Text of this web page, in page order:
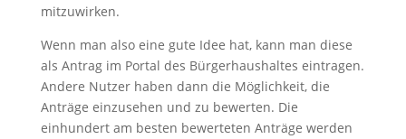
mitzuwirken.
Wenn man also eine gute Idee hat, kann man diese
als Antrag im Portal des Bürgerhaushaltes eintragen.
Andere Nutzer haben dann die Möglichkeit, die
Anträge einzusehen und zu bewerten. Die
einhundert am besten bewerteten Anträge werden